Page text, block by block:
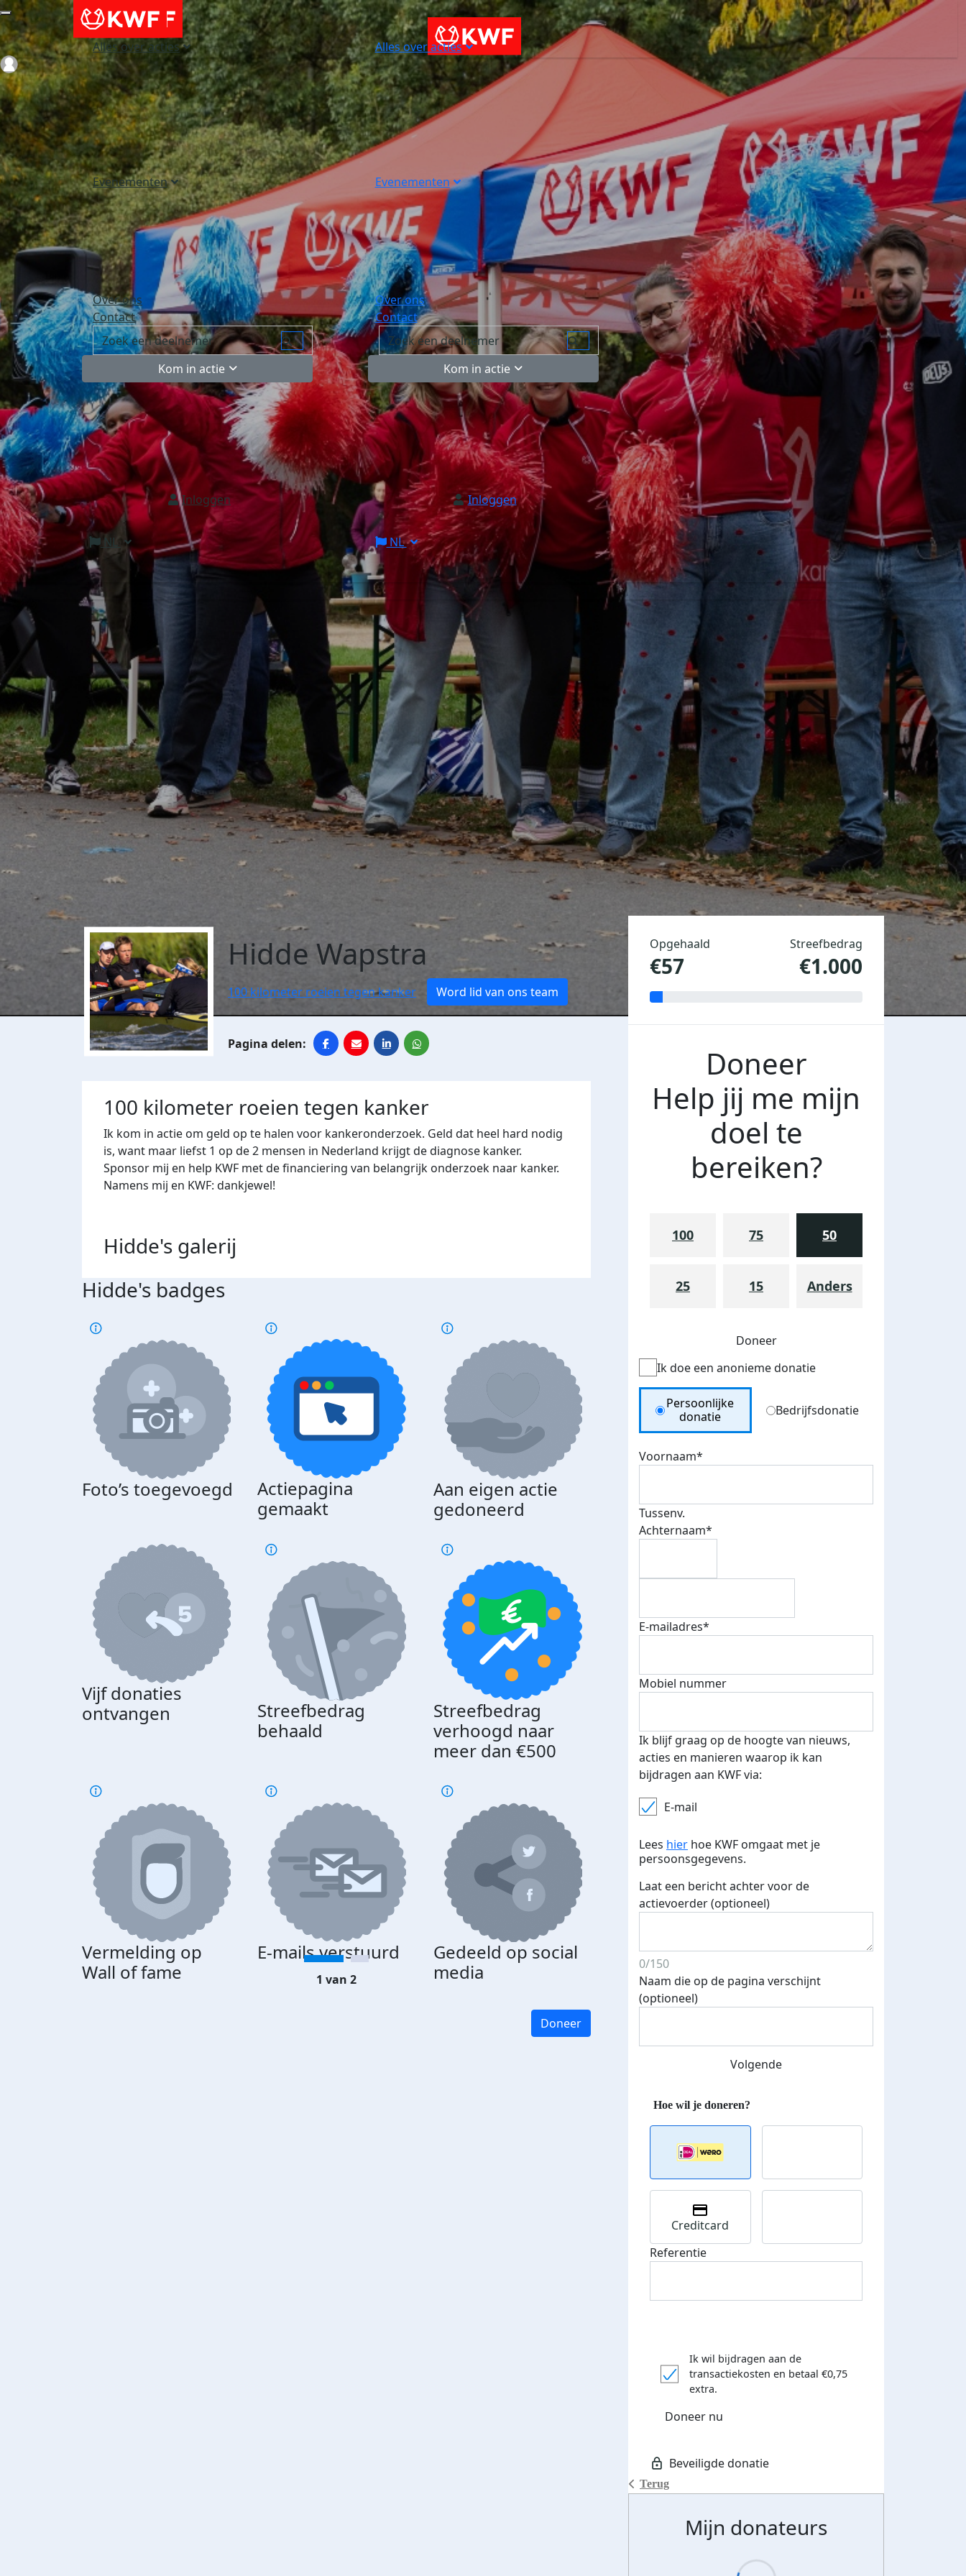
Alles over acties
Evenementen
Over ons
Contact
Kom in actie
Inloggen
NL
Alles over acties
Evenementen
Over ons
Contact
Kom in actie
Inloggen
NL
Login
Hidde Wapstra
100 kilometer roeien tegen kanker Word lid van ons team
100 kilometer roeien tegen kanker
Ik kom in actie om geld op te halen voor kankeronderzoek. Geld dat heel hard nodig
is, want maar liefst 1 op de 2 mensen in Nederland krijgt de diagnose kanker.
Sponsor mij en help KWF met de financiering van belangrijk onderzoek naar kanker.
Namens mij en KWF: dankjewel!
Hidde's galerij
Hidde's badges
Foto’s toegevoegd
Actiepagina
gemaakt
Aan eigen actie
gedoneerd
Vijf donaties
ontvangen
Streefbedrag
behaald
Streefbedrag
verhoogd naar
meer dan €500
Vermelding op
Wall of fame
E-mails verstuurd
Gedeeld op social
media
bedankt
1 van 2
Doneer
Opgehaald
€57
Streefbedrag
€1.000
Doneer
Help jij me mijn
doel te
bereiken?
100 75 50
25 15 Anders
Doneer
Ik doe een anonieme donatie
Donation Type
Persoonlijke
donatie
Bedrijfsdonatie
Voornaam*
Tussenv.
Achternaam*
E-mailadres*
Mobiel nummer
Ik blijf graag op de hoogte van nieuws,
acties en manieren waarop ik kan
bijdragen aan KWF via:
E-mail
Lees hier hoe KWF omgaat met je
persoonsgegevens.
Laat een bericht achter voor de
actievoerder (optioneel)
0/150
Naam die op de pagina verschijnt
(optioneel)
Volgende
Terug
Creditcard
Referentie
Ik wil bijdragen aan de
transactiekosten en betaal €0,75
extra.
Doneer nu
Mijn donateurs